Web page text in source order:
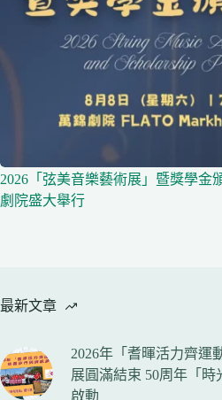
2026「弦美音樂藝術展」暨獎學金
劇院盛大舉行
最新文章
2026年「耆暉活力齊運
展圓滿結束 50周年「
啟動